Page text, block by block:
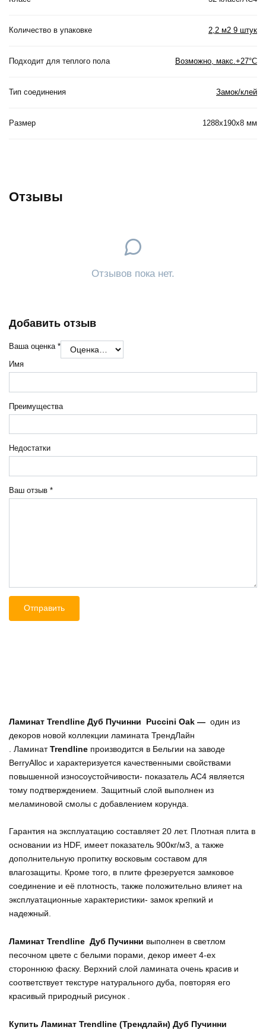
Количество в упаковке 2,2 м2 9 штук
Подходит для теплого пола Возможно, макс.+27°С
Тип соединения Замок/клей
Размер 1288x190x8 мм
Отзывы
Отзывов пока нет.
Добавить отзыв
Ваша оценка *
Ваш отзыв *
Имя
Преимущества
Недостатки
Ламинат Trendline Дуб Пучинни Puccini Oak — один из
декоров новой коллекции ламината ТрендЛайн
. ЛаминатTrendline производится в Бельгии на заводе
BerryAlloc и характеризуется качественными свойствами
повышенной износоустойчивости- показатель АС4 является
тому подтверждением. Защитный слой выполнен из
меламиновой смолы с добавлением корунда.
Гарантия на эксплуатацию составляет 20 лет. Плотная плита в
основании из HDF, имеет показатель 900кг/м3, а также
дополнительную пропитку восковым составом для
влагозащиты. Кроме того, в плите фрезеруется замковое
соединение и её плотность, также положительно влияет на
эксплуатационные характеристики- замок крепкий и
надежный.
Ламинат Trendline Дуб Пучинни выполнен в светлом
песочном цвете с белыми порами, декор имеет 4-ех
стороннюю фаску. Верхний слой ламината очень красив и
соответствует текстуре натурального дуба, повторяя его
красивый природный рисунок .
Купить Ламинат Trendline (Трендлайн) Дуб Пучинни